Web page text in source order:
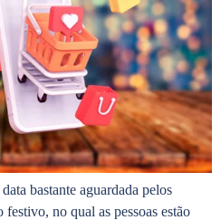
bastante aguardada pelos
no qual as pessoas estão